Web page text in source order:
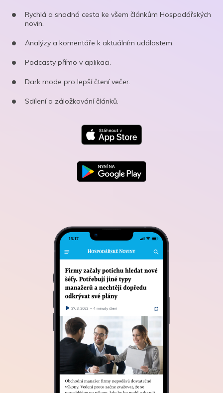
Rychlá a snadná cesta ke všem článkům Hospodářských
novin.
Analýzy a komentáře k aktuálním událostem.
Podcasty přímo v aplikaci.
Dark mode pro lepší čtení večer.
Sdílení a záložkování článků.